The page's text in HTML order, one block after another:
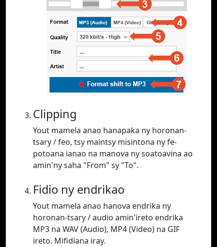
Clipping
Yout mamela anao hanapaka ny horonan-
tsary / feo, tsy maintsy misintona ny fe-
potoana ianao na manova ny soatoavina ao
amin'ny saha "From" sy "To".
Fidio ny endrikao
Yout mamela anao hanova endrika ny
horonan-tsary / audio amin'ireto endrika
MP3 na WAV (Audio), MP4 (Video) na GIF
ireto. Mifidiana iray.